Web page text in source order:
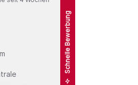
Schnelle Bewerbung